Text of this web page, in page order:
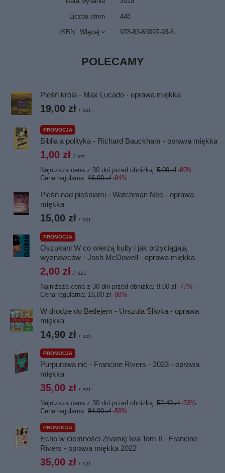
Liczba stron 448
ISBN Więcej 978-83-63097-93-6
POLECAMY
Pieśń króla - Max Lucado - oprawa miękka
19,00 zł / szt.
PROMOCJA
Biblia a polityka - Richard Bauckham - oprawa miękka
1,00 zł / szt.
Najniższa cena z 30 dni przed obniżką: 5,00 zł -80%
Cena regularna: 16,00 zł -94%
Pieśń nad pieśniami - Watchman Nee - oprawa
miękka
15,00 zł / szt.
PROMOCJA
Oszukani W co wierzą kulty i jak przyciągają
wyznawców - Josh McDowell - oprawa miękka
2,00 zł / szt.
Najniższa cena z 30 dni przed obniżką: 9,00 zł -77%
Cena regularna: 16,00 zł -88%
W drodze do Betlejem - Urszula Śliwka - oprawa
miękka
14,90 zł / szt.
PROMOCJA
Purpurowa nić - Francine Rivers - 2023 - oprawa
miękka
35,00 zł / szt.
Najniższa cena z 30 dni przed obniżką: 52,49 zł -33%
Cena regularna: 84,00 zł -58%
PROMOCJA
Echo w ciemności Znamię lwa Tom II - Francine
Rivers - oprawa miękka 2022
35,00 zł / szt.